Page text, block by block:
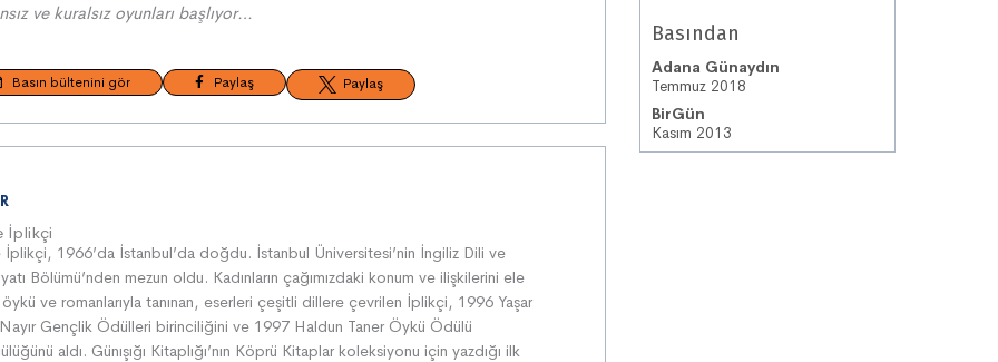
ve kuralsız oyunları başlıyor…
Basın bültenini gör Paylaş Paylaş
İplikçi
1966’da İstanbul’da doğdu. İstanbul Üniversitesi’nin İngiliz Dili ve
Bölümü’nden mezun oldu. Kadınların çağımızdaki konum ve ilişkilerini ele
öykü ve romanlarıyla tanınan, eserleri çeşitli dillere çevrilen İplikçi, 1996 Yaşar
Gençlik Ödülleri birinciliğini ve 1997 Haldun Taner Öykü Ödülü
aldı. Günışığı Kitaplığı’nın Köprü Kitaplar koleksiyonu için yazdığı ilk
Basından
Adana Günaydın
Temmuz 2018
BirGün
Kasım 2013